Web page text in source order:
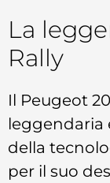
La
Rally
Il Peugeot
leggendaria
della
per il suo